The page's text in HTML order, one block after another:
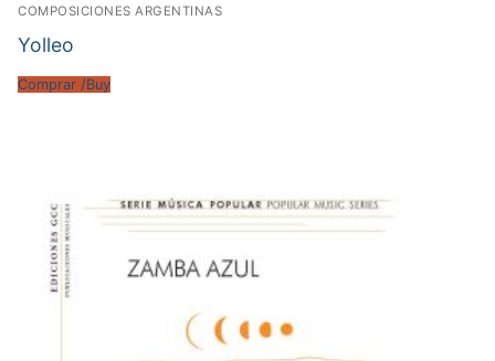
COMPOSICIONES ARGENTINAS
Yolleo
Comprar /Buy